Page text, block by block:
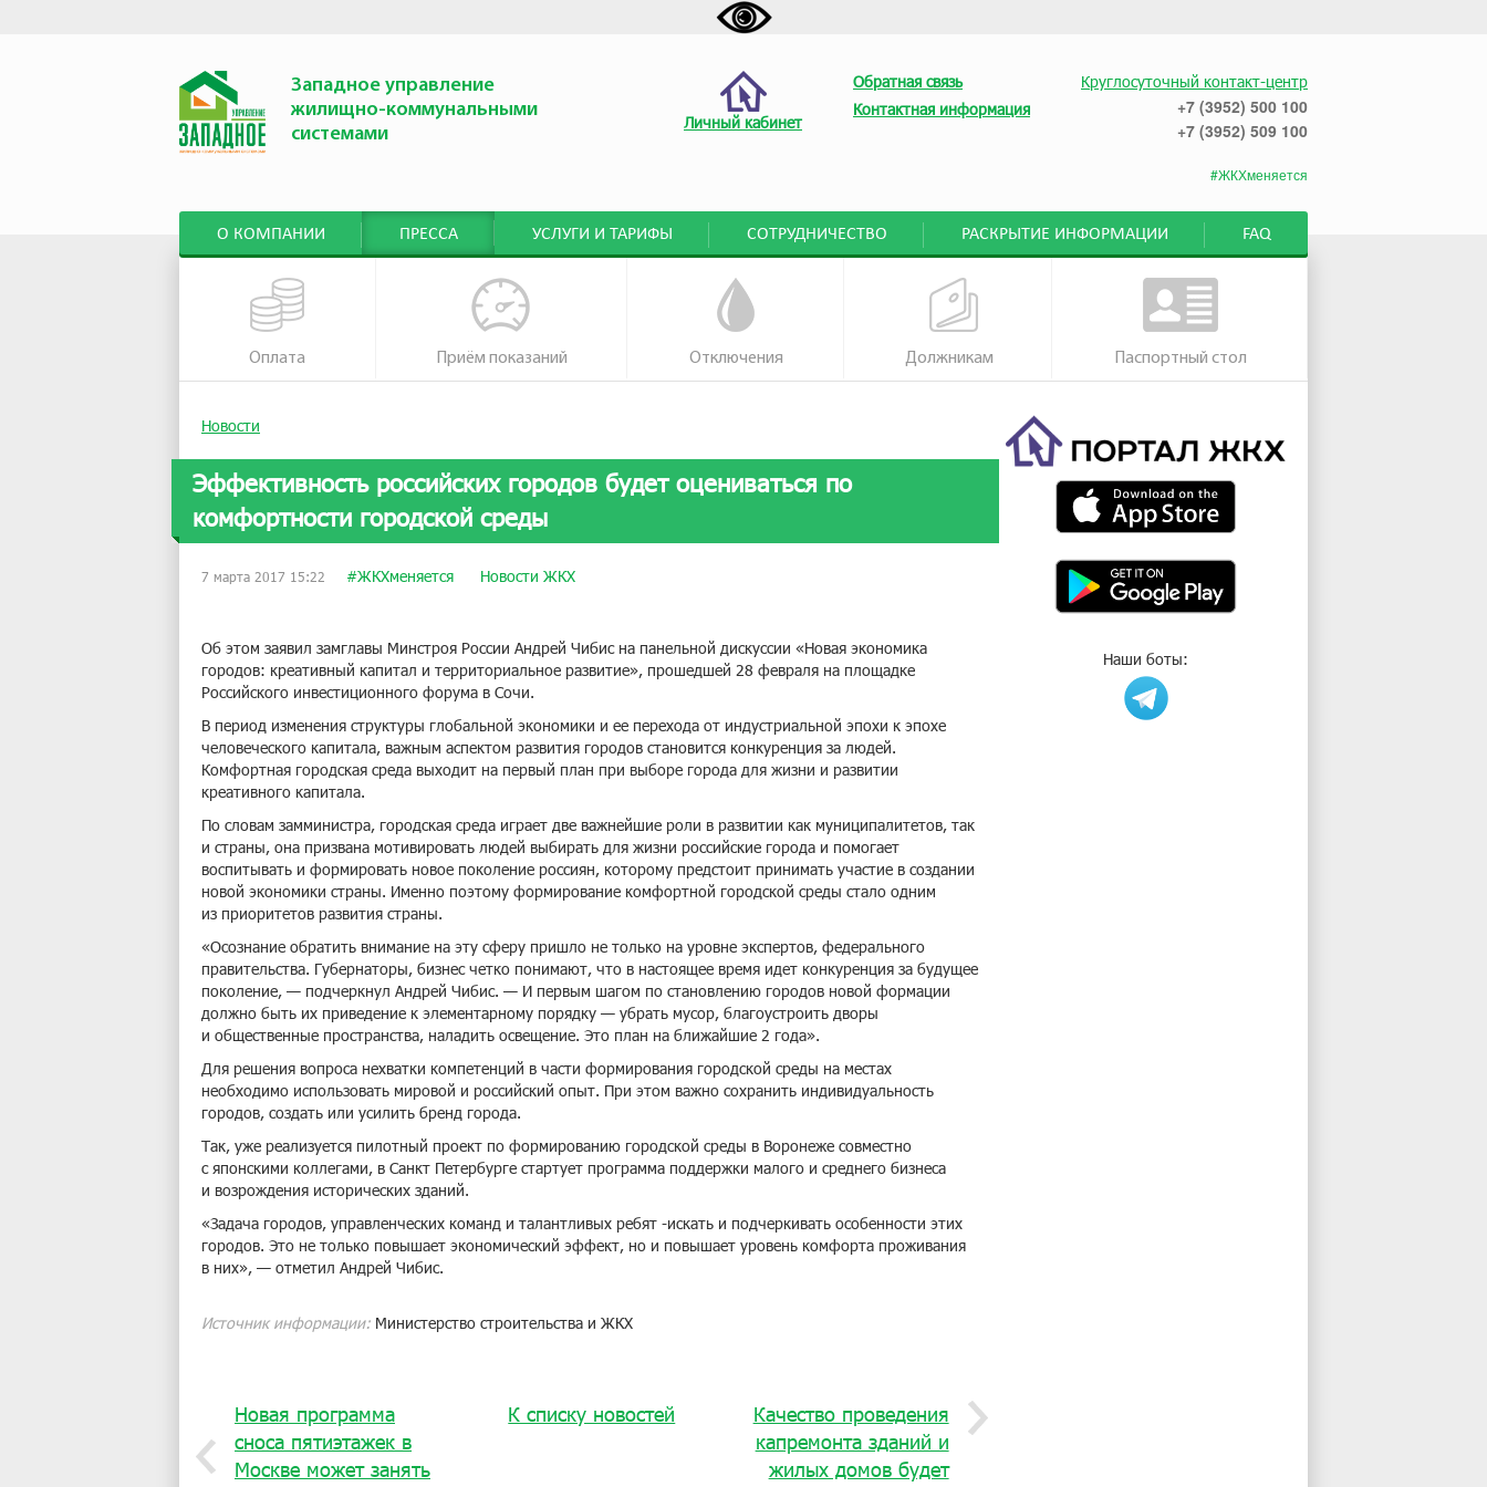
Западное управление
жилищно-коммунальными
системами
Личный кабинет
Обратная связь
Контактная информация
Круглосуточный контакт-центр
+7 (3952) 500 100
+7 (3952) 509 100
#ЖКХменяется
О КОМПАНИИ ПРЕССА УСЛУГИ И ТАРИФЫ СОТРУДНИЧЕСТВО РАСКРЫТИЕ ИНФОРМАЦИИ FAQ
Оплата Приём показаний Отключения Должникам Паспортный стол
Наши боты:
Новости
Эффективность российских городов будет оцениваться по
комфортности городской среды
7 марта 2017 15:22 #ЖКХменяется Новости ЖКХ
Об этом заявил замглавы Минстроя России Андрей Чибис на панельной дискуссии «Новая экономика
городов: креативный капитал и территориальное развитие», прошедшей 28 февраля на площадке
Российского инвестиционного форума в Сочи.
В период изменения структуры глобальной экономики и ее перехода от индустриальной эпохи к эпохе
человеческого капитала, важным аспектом развития городов становится конкуренция за людей.
Комфортная городская среда выходит на первый план при выборе города для жизни и развитии
креативного капитала.
По словам замминистра, городская среда играет две важнейшие роли в развитии как муниципалитетов, так
и страны, она призвана мотивировать людей выбирать для жизни российские города и помогает
воспитывать и формировать новое поколение россиян, которому предстоит принимать участие в создании
новой экономики страны. Именно поэтому формирование комфортной городской среды стало одним
из приоритетов развития страны.
«Осознание обратить внимание на эту сферу пришло не только на уровне экспертов, федерального
правительства. Губернаторы, бизнес четко понимают, что в настоящее время идет конкуренция за будущее
поколение, — подчеркнул Андрей Чибис. — И первым шагом по становлению городов новой формации
должно быть их приведение к элементарному порядку — убрать мусор, благоустроить дворы
и общественные пространства, наладить освещение. Это план на ближайшие 2 года».
Для решения вопроса нехватки компетенций в части формирования городской среды на местах
необходимо использовать мировой и российский опыт. При этом важно сохранить индивидуальность
городов, создать или усилить бренд города.
Так, уже реализуется пилотный проект по формированию городской среды в Воронеже совместно
с японскими коллегами, в Санкт Петербурге стартует программа поддержки малого и среднего бизнеса
и возрождения исторических зданий.
«Задача городов, управленческих команд и талантливых ребят -искать и подчеркивать особенности этих
городов. Это не только повышает экономический эффект, но и повышает уровень комфорта проживания
в них», — отметил Андрей Чибис.
Источник информации: Министерство строительства и ЖКХ
Новая программа
сноса пятиэтажек в
Москве может занять
К списку новостей
Качество проведения
капремонта зданий и
жилых домов будет